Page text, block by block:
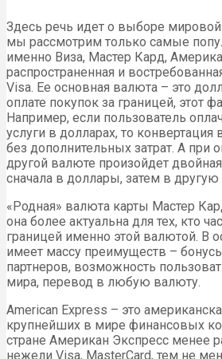
Здесь речь идет о выборе
мы рассмотрим только самые
именно Виза, Мастер Кард,
распространенная и
Visa. Ее основная валюта – это
оплате покупок за границей, этот
Например, если пользователь
услуги в долларах, то
без дополнительных затрат. А при
другой валюте произойдет
сначала в доллары, затем в
«Родная» валюта карты Мастер
она более актуальна для тех, кто
границей именно этой валютой. В
имеет массу преимуществ –
партнеров, возможность
мира, перевод в любую валюту.
American Express – это
крупнейших в мире финансовых
стране Американ Экспресс менее
нежели Visa, MasterCard, тем не